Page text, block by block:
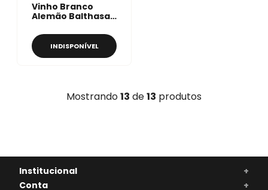
Vinho Branco
Alemão Balthasar
Trocken 750ml
INDISPONÍVEL
Mostrando13 de13 produtos
Institucional
+
Conta
+